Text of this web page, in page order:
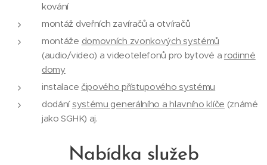
kování
montáž dveřních zavíračů a otvíračů
montáže domovních zvonkových systémů
(audio/video) a videotelefonů pro bytové a rodinné
domy
instalace čipového přístupového systému
dodánísystému generálního a hlavního klíče (známé
jako SGHK) aj.
Nabídka služeb